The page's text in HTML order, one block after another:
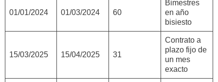
01/01/2024 01/03/2024 60
Bimestres
en año
bisiesto
15/03/2025 15/04/2025 31
Contrato a
plazo fijo de
un mes
exacto